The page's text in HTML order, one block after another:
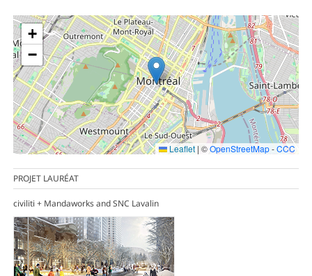
+
−
Leaflet | ©OpenStreetMap-CCC
PROJET LAURÉAT
civiliti + Mandaworks and SNC Lavalin